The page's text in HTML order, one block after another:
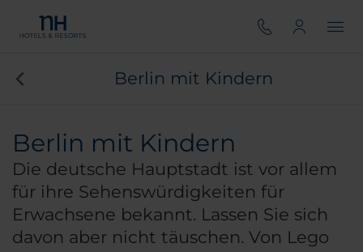
Berlin mit Kindern
Berlin mit Kindern
Die deutsche Hauptstadt ist vor allem
für ihre Sehenswürdigkeiten für
Erwachsene bekannt. Lassen Sie sich
davon aber nicht täuschen. Von Lego